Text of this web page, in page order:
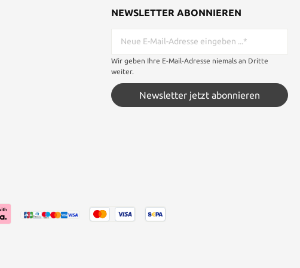
NEWSLETTER ABONNIEREN
Wir geben Ihre E-Mail-Adresse niemals an Dritte
weiter.
Newsletter jetzt abonnieren